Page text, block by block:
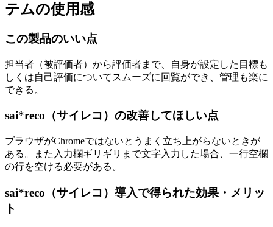
テムの使用感
この製品のいい点
担当者（被評価者）から評価者まで、自身が設定した目標も
しくは自己評価についてスムーズに回覧ができ、管理も楽に
できる。
sai*reco（サイレコ）の改善してほしい点
ブラウザがChromeではないとうまく立ち上がらないときが
ある。また入力欄ギリギリまで文字入力した場合、一行空欄
の行を空ける必要がある。
sai*reco（サイレコ）導入で得られた効果・メリッ
ト